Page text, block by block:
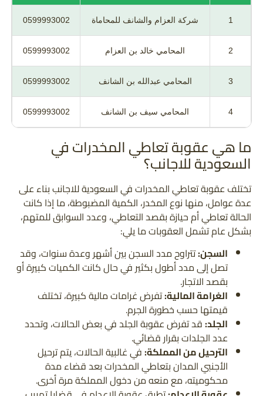
1 شركة العزام والشانف للمحاماة 0599993002
2 المحامي خالد بن العزام 0599993002
3 المحامي عبدالله بن الشانف 0599993002
4 المحامي سيف بن الشانف 0599993002
ما هي عقوبة تعاطي المخدرات في
السعودية للاجانب؟
تختلف عقوبة تعاطي المخدرات في السعودية للاجانب بناء على
عدة عوامل، منها نوع المخدر، الكمية المضبوطة، ما إذا كانت
الحالة تعاطي أم حيازة بقصد التعاطي، وعدد السوابق للمتهم،
بشكل عام تشمل العقوبات ما يلي:
السجن:تتراوح مدد السجن بين أشهر وعدة سنوات، وقد
تصل إلى مدد أطول بكثير في حال كانت الكميات كبيرة أو
بقصد الاتجار.
الغرامة المالية:تفرض غرامات مالية كبيرة، تختلف
قيمتها حسب خطورة الجرم.
الجلد:قد تفرض عقوبة الجلد في بعض الحالات، وتحدد
عدد الجلدات بقرار قضائي.
الترحيل من المملكة:في غالبية الحالات، يتم ترحيل
الأجنبي المدان بتعاطي المخدرات بعد قضاء مدة
محكوميته، مع منعه من دخول المملكة مرة أخرى.